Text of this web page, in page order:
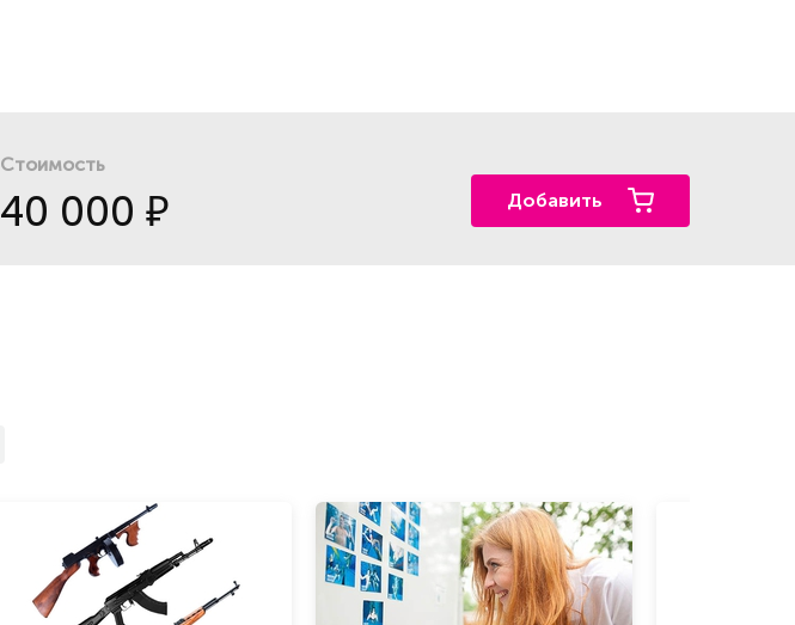
Стоимость
40 000 ₽ Добавить